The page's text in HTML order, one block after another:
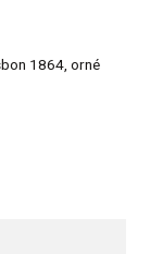
1864, orné